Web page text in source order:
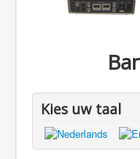
Kies uw taal